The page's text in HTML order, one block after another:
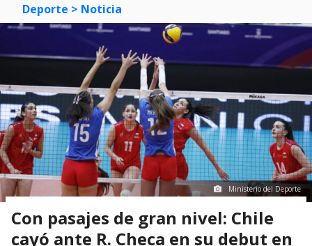
Deporte > Noticia
Ministerio del Deporte
Con pasajes de gran nivel: Chile
cayó ante R. Checa en su debut en